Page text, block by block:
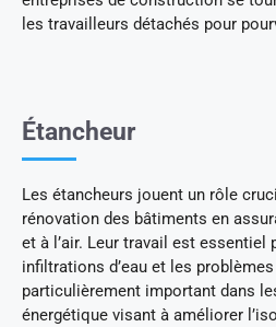
les travailleurs détachés pour
Étancheur
Les étancheurs jouent un rôle
rénovation des bâtiments en
et à l’air. Leur travail est essentiel
infiltrations d’eau et les
particulièrement important dans
énergétique visant à améliorer